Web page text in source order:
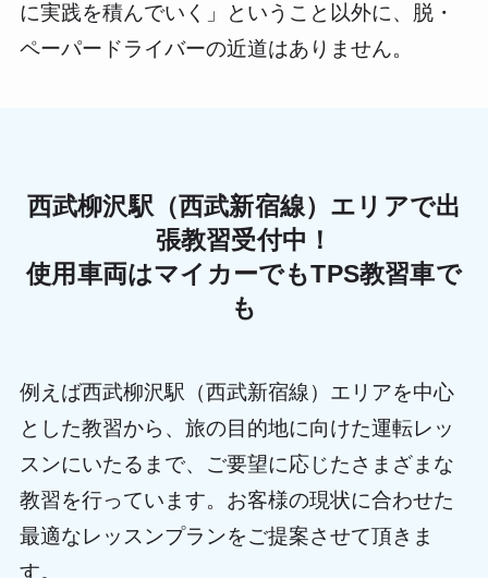
に実践を積んでいく」ということ以外に、脱・
ペーパードライバーの近道はありません。
西武柳沢駅（西武新宿線）エリアで出
張教習受付中！
使用車両はマイカーでもTPS教習車で
も
例えば西武柳沢駅（西武新宿線）エリアを中心
とした教習から、旅の目的地に向けた運転レッ
スンにいたるまで、ご要望に応じたさまざまな
教習を行っています。お客様の現状に合わせた
最適なレッスンプランをご提案させて頂きま
す。